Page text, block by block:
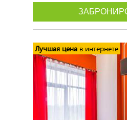
Лучшая цена в интернете